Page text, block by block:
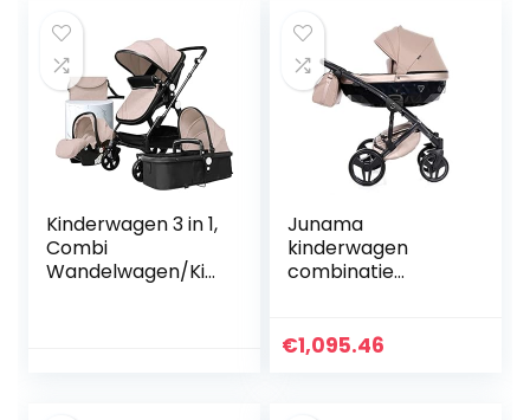
Kinderwagen 3 in 1,
Combi
Wandelwagen/Kin
Junama
kinderwagen
combinatie
babyzitje +
€1,095.46